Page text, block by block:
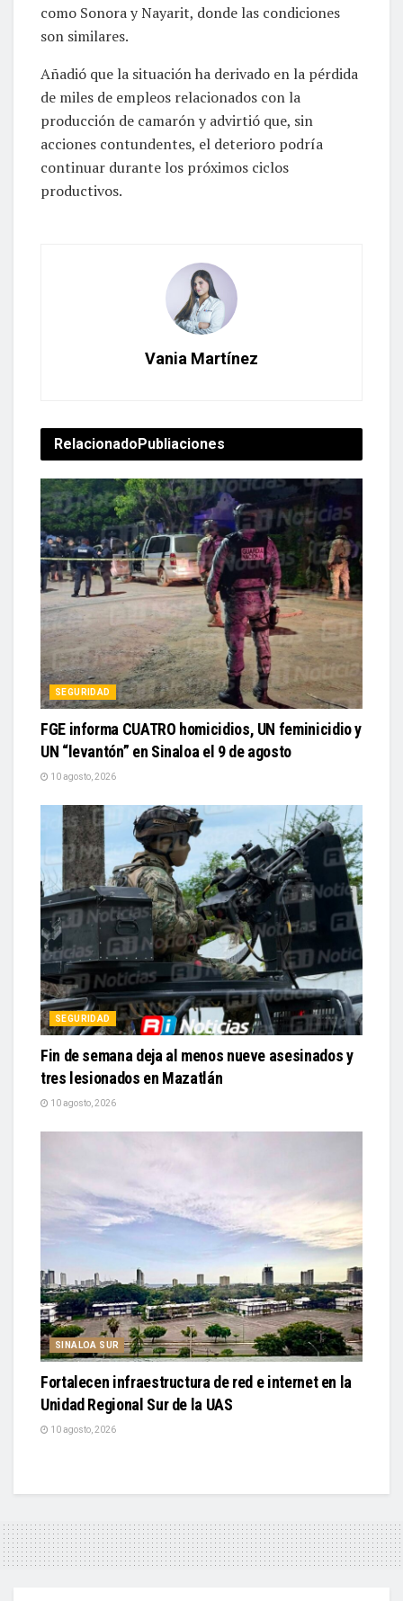
como Sonora y Nayarit, donde las condiciones
son similares.
Añadió que la situación ha derivado en la pérdida
de miles de empleos relacionados con la
producción de camarón y advirtió que, sin
acciones contundentes, el deterioro podría
continuar durante los próximos ciclos
productivos.
Vania Martínez
RelacionadoPubliaciones
SEGURIDAD
FGE informa CUATRO homicidios, UN feminicidio y
UN “levantón” en Sinaloa el 9 de agosto
10 agosto, 2026
SEGURIDAD
Fin de semana deja al menos nueve asesinados y
tres lesionados en Mazatlán
10 agosto, 2026
SINALOA SUR
Fortalecen infraestructura de red e internet en la
Unidad Regional Sur de la UAS
10 agosto, 2026